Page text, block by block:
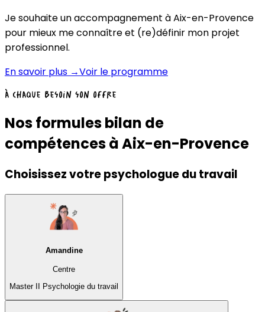
Je souhaite un accompagnement à Aix-en-Provence
pour mieux me connaître et (re)définir mon projet
professionnel.
En savoir plus →Voir le programme
À chaque besoin son offre
Nos formules bilan de
compétences à Aix-en-Provence
Choisissez votre psychologue du travail
Amandine
Centre
Master II Psychologie du travail